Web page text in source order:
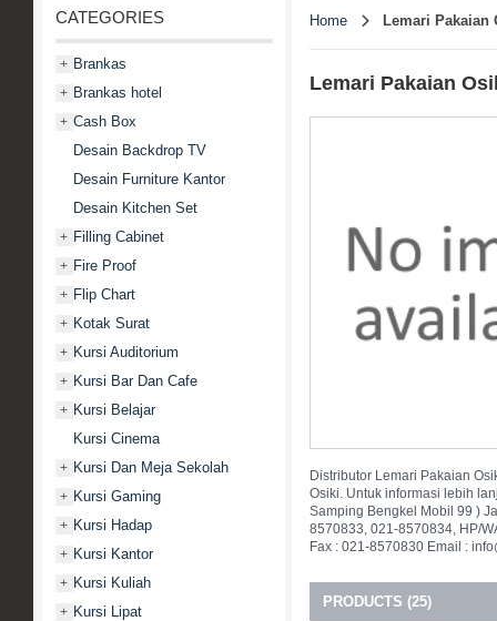
CATEGORIES
+ Brankas
+ Brankas hotel
+ Cash Box
Desain Backdrop TV
Desain Furniture Kantor
Desain Kitchen Set
+ Filling Cabinet
+ Fire Proof
+ Flip Chart
+ Kotak Surat
+ Kursi Auditorium
+ Kursi Bar Dan Cafe
+ Kursi Belajar
Kursi Cinema
+ Kursi Dan Meja Sekolah
+ Kursi Gaming
+ Kursi Hadap
+ Kursi Kantor
+ Kursi Kuliah
+ Kursi Lipat
Home Lemari Pakaian
Lemari Pakaian
Distributor Lemari Pakaian
Osiki. Untuk informasi lebih
Samping Bengkel Mobil 99 )
8570833, 021-8570834, HP/
Fax : 021-8570830 Email :
PRODUCTS (25)